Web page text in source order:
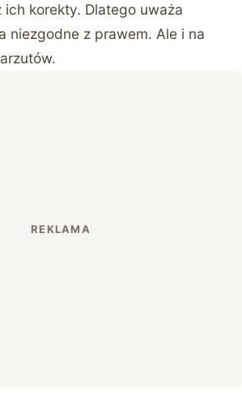
korekty. Dlatego uważa
niezgodne z prawem. Ale i na